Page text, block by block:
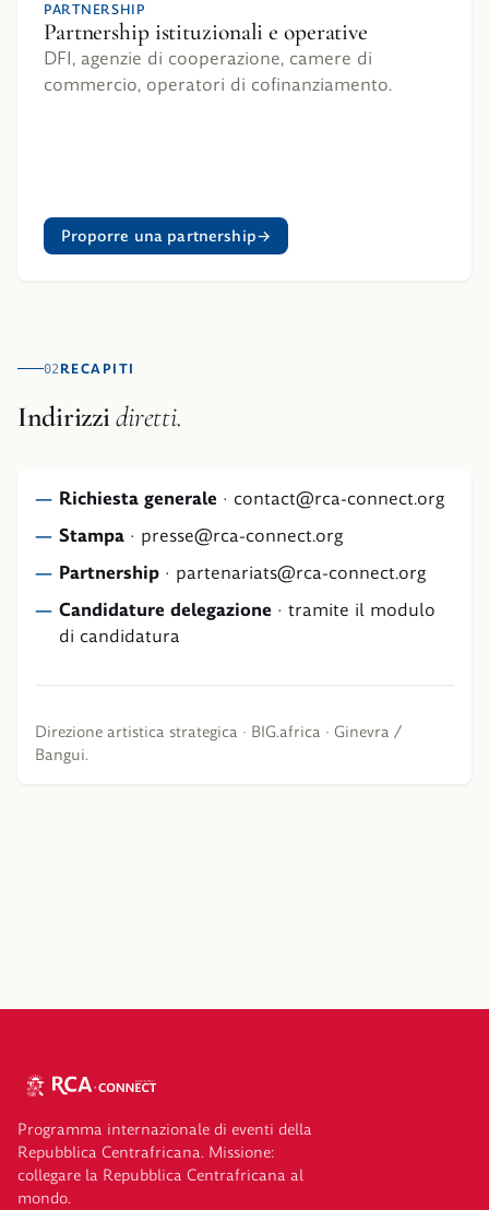
PARTNERSHIP
Partnership istituzionali e operative
DFI, agenzie di cooperazione, camere di
commercio, operatori di cofinanziamento.
Proporre una partnership
02 RECAPITI
Indirizzi diretti.
Richiesta generale · contact@rca-connect.org
Stampa · presse@rca-connect.org
Partnership · partenariats@rca-connect.org
Candidature delegazione · tramite il modulo
di candidatura
Direzione artistica strategica · BIG.africa · Ginevra /
Bangui.
Programma internazionale di eventi della
Repubblica Centrafricana. Missione:
collegare la Repubblica Centrafricana al
mondo.